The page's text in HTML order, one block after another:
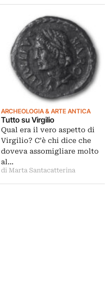
ARCHEOLOGIA & ARTE ANTICA
Tutto su Virgilio
Qual era il vero aspetto di
Virgilio? C’è chi dice che
doveva assomigliare molto
al…
di Marta Santacatterina